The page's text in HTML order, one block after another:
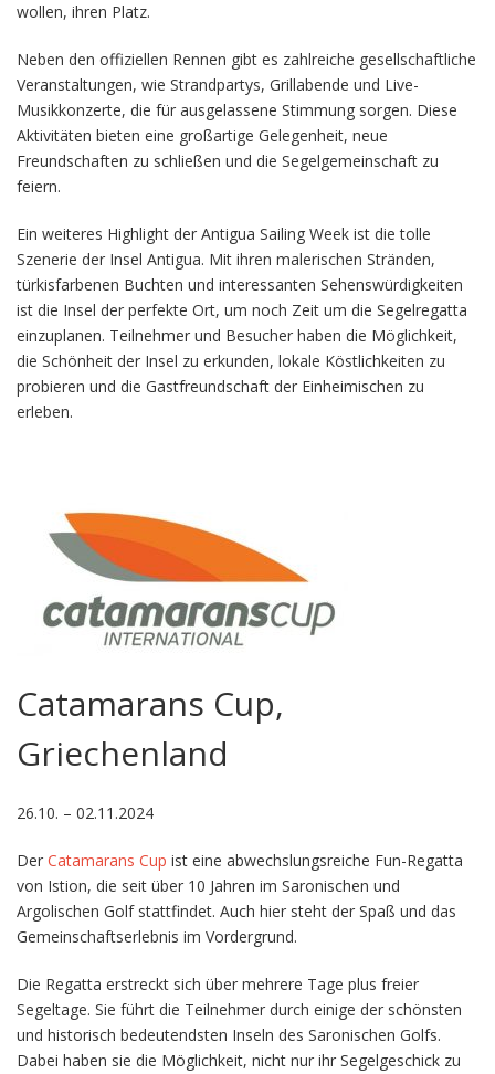
wollen, ihren Platz.
Neben den offiziellen Rennen gibt es zahlreiche gesellschaftliche
Veranstaltungen, wie Strandpartys, Grillabende und Live-
Musikkonzerte, die für ausgelassene Stimmung sorgen. Diese
Aktivitäten bieten eine großartige Gelegenheit, neue
Freundschaften zu schließen und die Segelgemeinschaft zu
feiern.
Ein weiteres Highlight der Antigua Sailing Week ist die tolle
Szenerie der Insel Antigua. Mit ihren malerischen Stränden,
türkisfarbenen Buchten und interessanten Sehenswürdigkeiten
ist die Insel der perfekte Ort, um noch Zeit um die Segelregatta
einzuplanen. Teilnehmer und Besucher haben die Möglichkeit,
die Schönheit der Insel zu erkunden, lokale Köstlichkeiten zu
probieren und die Gastfreundschaft der Einheimischen zu
erleben.
Catamarans Cup,
Griechenland
26.10. – 02.11.2024
Der Catamarans Cup ist eine abwechslungsreiche Fun-Regatta
von Istion, die seit über 10 Jahren im Saronischen und
Argolischen Golf stattfindet. Auch hier steht der Spaß und das
Gemeinschaftserlebnis im Vordergrund.
Die Regatta erstreckt sich über mehrere Tage plus freier
Segeltage. Sie führt die Teilnehmer durch einige der schönsten
und historisch bedeutendsten Inseln des Saronischen Golfs.
Dabei haben sie die Möglichkeit, nicht nur ihr Segelgeschick zu